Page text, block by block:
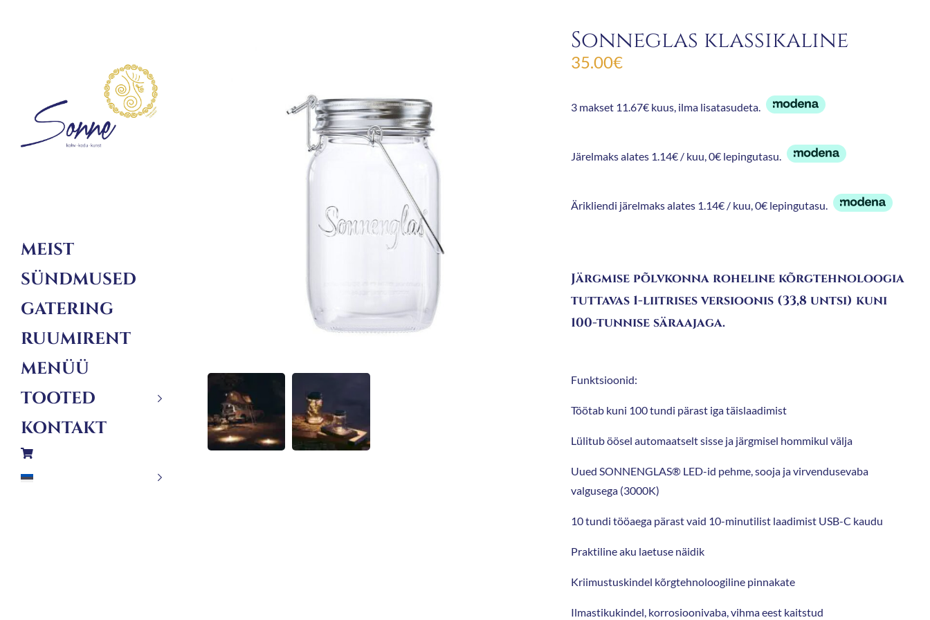
MEIST
SÜNDMUSED
GATERING
RUUMIRENT
MENÜÜ
TOOTED
KONTAKT
Sonneglas klassikaline
35.00€
3 makset 11.67€ kuus, ilma lisatasudeta.
Järelmaks alates 1.14€ / kuu, 0€ lepingutasu.
Ärikliendi järelmaks alates 1.14€ / kuu, 0€ lepingutasu.
Järgmise põlvkonna roheline kõrgtehnoloogia
tuttavas 1-liitrises versioonis (33,8 untsi) kuni
100-tunnise säraajaga.
Funktsioonid:
Töötab kuni 100 tundi pärast iga täislaadimist
Lülitub öösel automaatselt sisse ja järgmisel hommikul välja
Uued SONNENGLAS® LED-id pehme, sooja ja virvendusevaba
valgusega (3000K)
10 tundi tööaega pärast vaid 10-minutilist laadimist USB-C kaudu
Praktiline aku laetuse näidik
Kriimustuskindel kõrgtehnoloogiline pinnakate
Ilmastikukindel, korrosioonivaba, vihma eest kaitstud